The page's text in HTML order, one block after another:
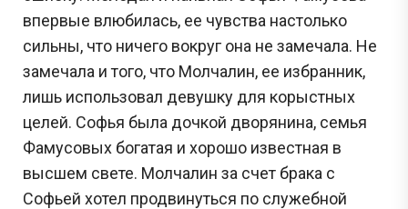
впервые влюбилась, ее чувства настолько
сильны, что ничего вокруг она не замечала. Не
замечала и того, что Молчалин, ее избранник,
лишь использовал девушку для корыстных
целей. Софья была дочкой дворянина, семья
Фамусовых богатая и хорошо известная в
высшем свете. Молчалин за счет брака с
Софьей хотел продвинуться по служебной